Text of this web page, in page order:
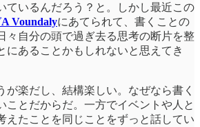
ているんだろう？と。しかし最近この
A Voundalyにあてられて、書くことの
々自分の頭で過ぎ去る思考の断片を整
にあることかもしれないと思えてき
が楽だし、結構楽しい。なぜなら書く
ことだからだ。一方でイベントや人と
えたことを同じことをずっと話してい